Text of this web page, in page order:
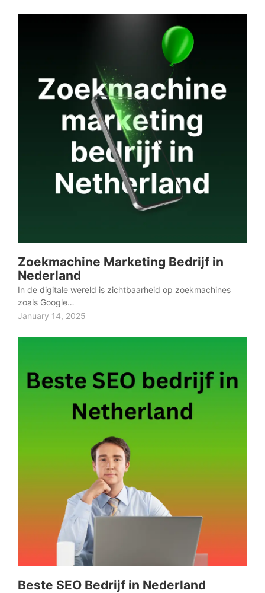
Zoekmachine Marketing Bedrijf in
Nederland
In de digitale wereld is zichtbaarheid op zoekmachines
zoals Google…
January 14, 2025
Beste SEO Bedrijf in Nederland